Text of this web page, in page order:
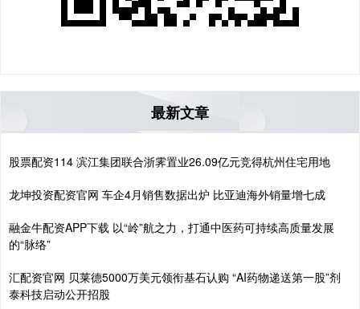
最新文章
股票配资114 滨江集团联合浙霁置业26.09亿元竞得杭州住宅用地
龙坤投资配资官网 车企4月销售数据出炉 比亚迪海外销量增七成
融金牛配资APP下载 以“岭”航之力，打通中医药可持续高质量发展
的“脉络”
汇配资官网 贝莱德5000万美元领衔基石认购 “AI药物递送第一股”剂
泰科技启动公开招股